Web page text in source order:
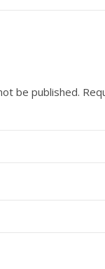
be published.